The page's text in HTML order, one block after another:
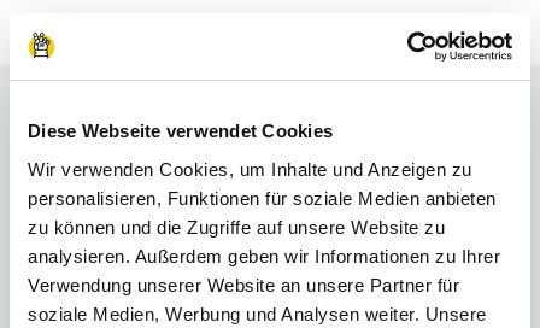
Diese Webseite verwendet Cookies
Wir verwenden Cookies, um Inhalte und Anzeigen zu
personalisieren, Funktionen für soziale Medien anbieten
zu können und die Zugriffe auf unsere Website zu
analysieren. Außerdem geben wir Informationen zu Ihrer
Verwendung unserer Website an unsere Partner für
soziale Medien, Werbung und Analysen weiter. Unsere
Berufsfelder
Probier dich in
unterschiedlichen
Berufsfeldern aus